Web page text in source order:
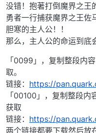
没错！抱著打倒魔界之王
勇者一行捕获魔界之王佐
胆寒的主人公！！
那么，主人公的命运到
「0099」，复制整段内
取。
链接： https://
「00100」，复制整段
获取
链接： https://
两个链接都要下载然后放